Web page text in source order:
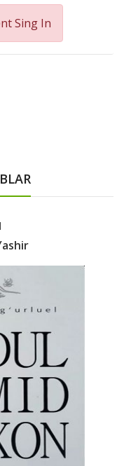
Sing In
Uilyam Herndon, Jessi Ueyk
Abraham Linkoln А5 Q